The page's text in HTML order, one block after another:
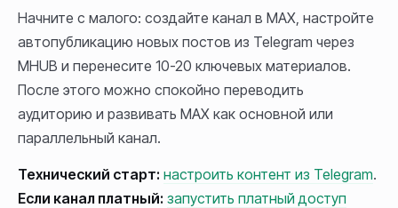
Начните с малого: создайте канал в MAX, настройте
автопубликацию новых постов из Telegram через
MHUB и перенесите 10-20 ключевых материалов.
После этого можно спокойно переводить
аудиторию и развивать MAX как основной или
параллельный канал.
Технический старт: настроить контент из Telegram.
Если канал платный: запустить платный доступ